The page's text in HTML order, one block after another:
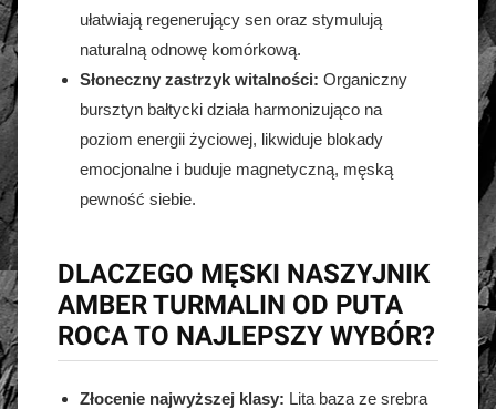
ułatwiają regenerujący sen oraz stymulują
naturalną odnowę komórkową.
Słoneczny zastrzyk witalności: Organiczny
bursztyn bałtycki działa harmonizująco na
poziom energii życiowej, likwiduje blokady
emocjonalne i buduje magnetyczną, męską
pewność siebie.
DLACZEGO MĘSKI NASZYJNIK
AMBER TURMALIN OD PUTA
ROCA TO NAJLEPSZY WYBÓR?
Złocenie najwyższej klasy: Lita baza ze srebra